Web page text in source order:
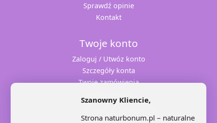
Sprawdź opinie
Kontakt
Twoje konto
Zaloguj / Utwóz konto
Szczegóły konta
Twoje zamówienia
Szanowny Kliencie,
Strona naturbonum.pl – naturalne